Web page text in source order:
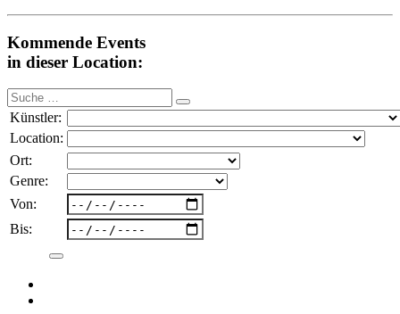
Kommende Events
in dieser Location:
Suche
nach:
Künstler:
Location:
Ort:
Genre:
Von:
Bis: